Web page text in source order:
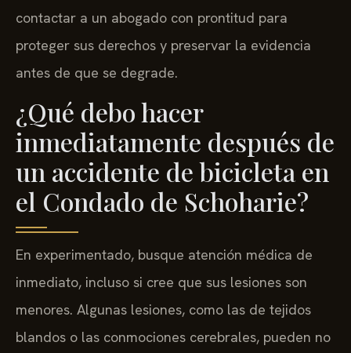
contactar a un abogado con prontitud para
proteger sus derechos y preservar la evidencia
antes de que se degrade.
¿Qué debo hacer
inmediatamente después de
un accidente de bicicleta en
el Condado de Schoharie?
En experimentado, busque atención médica de
inmediato, incluso si cree que sus lesiones son
menores. Algunas lesiones, como las de tejidos
blandos o las conmociones cerebrales, pueden no